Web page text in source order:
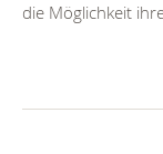
die Möglichkeit